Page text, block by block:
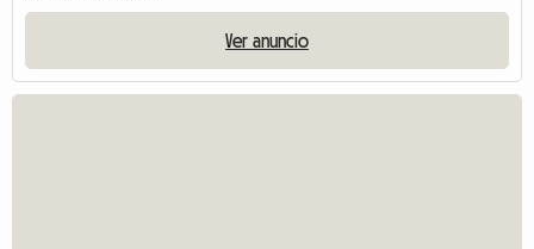
Ver anuncio